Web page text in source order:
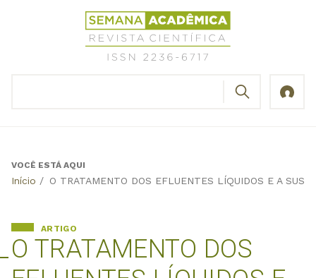
Revista
Científica
Semana
Back
VOCÊ ESTÁ AQUI
Início / O TRATAMENTO DOS EFLUENTES LÍQUIDOS E A
O TRATAMENTO DOS
ARTIGO